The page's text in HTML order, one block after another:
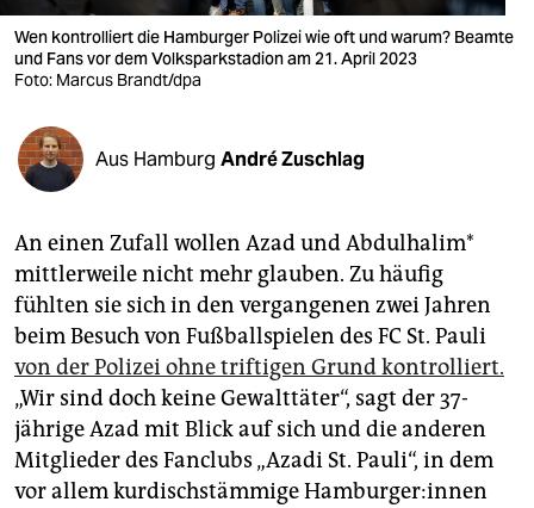
verlag
veranstaltungen
shop
fragen & hilfe
abo
genossenschaft
epaper login
Wen kontrolliert die Hamburger Polizei wie oft und warum? Beamte
und Fans vor dem Volksparkstadion am 21. April 2023
Foto: Marcus Brandt/dpa
Aus Hamburg André Zuschlag
An einen Zufall wollen Azad und Abdulhalim*
mittlerweile nicht mehr glauben. Zu häufig
fühlten sie sich in den vergangenen zwei Jahren
beim Besuch von Fußballspielen des FC St. Pauli
von der Polizei ohne triftigen Grund kontrolliert.
„Wir sind doch keine Gewalttäter“, sagt der 37-
jährige Azad mit Blick auf sich und die anderen
Mitglieder des Fanclubs „Azadi St. Pauli“, in dem
vor allem kurdischstämmige Ham­bur­ge­r:in­nen